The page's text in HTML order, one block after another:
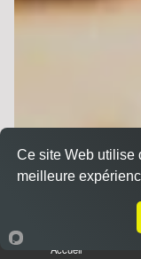
Accueil
Ce site Web utilise
meilleure